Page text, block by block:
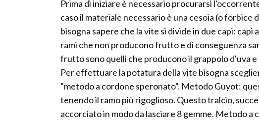
Prima di iniziare è necessario procurarsi
caso il materiale necessario è una cesoia (o
bisogna sapere che la vite si divide in due capi:
rami che non producono frutto e di conseguenza
frutto sono quelli che producono il grappolo d'uva
Per effettuare la potatura della vite bisogna
"metodo a cordone speronato". Metodo Guyot:
tenendo il ramo più rigoglioso. Questo tralcio,
accorciato in modo da lasciare 8 gemme. Metodo